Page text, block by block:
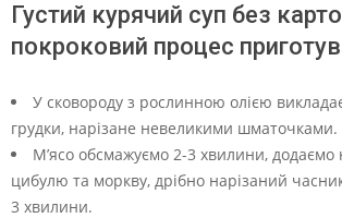
Густий курячий суп без
покроковий процес
У сковороду з рослинною олією
грудки, нарізане невеликими шматочками.
М’ясо обсмажуємо 2-3 хвилини, додаємо
цибулю та моркву, дрібно нарізаний
3 хвилини.